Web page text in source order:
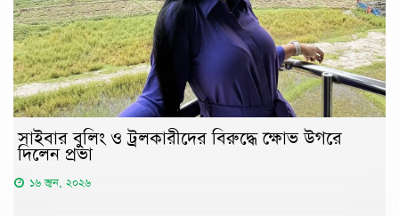
সাইবার বুলিং ও ট্রলকারীদের বিরুদ্ধে ক্ষোভ উগরে
দিলেন প্রভা
১৬ জুন, ২০২৬